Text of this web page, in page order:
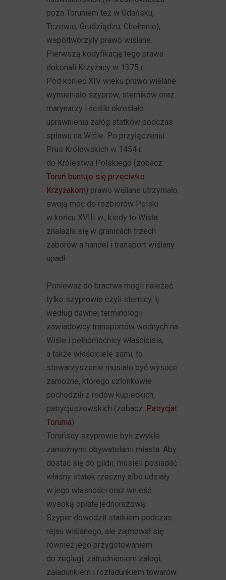
poza Toruniem też w Gdańsku,
Tczewie, Grudziądzu, Chełmnie),
współtworzyły prawo wiślane.
Pierwszą kodyfikację tego prawa
dokonali Krzyżacy w 1375 r.
Pod koniec XIV wieku prawo wiślane
wymieniało szyprów, sterników oraz
marynarzy i ściśle określało
uprawnienia załóg statków podczas
spławu na Wiśle. Po przyłączeniu
Prus Królewskich w 1454 r.
do Królestwa Polskiego (zobacz:
Toruń buntuje się przeciwko
Krzyżakom) prawo wiślane utrzymało
swoją moc do rozbiorów Polski
w końcu XVIII w., kiedy to Wisła
znalazła się w granicach trzech
zaborów a handel i transport wiślany
upadł.
Ponieważ do bractwa mogli należeć
tylko szyprowie czyli sternicy, tj.
według dawnej terminologii
zawiadowcy transportów wodnych na
Wiśle i pełnomocnicy właściciela,
a także właściciele sami, to
stowarzyszenie musiało być wysoce
zamożne, którego członkowie
pochodzili z rodów kupieckich,
patrycjuszowskich (zobacz: Patrycjat
Torunia).
Toruńscy szyprowie byli zwykle
zamożnymi obywatelami miasta. Aby
dostać się do gildii, musieli posiadać
własny statek rzeczny albo udziały
w jego własności oraz wnieść
wysoką opłatę jednorazową.
Szyper dowodził statkiem podczas
rejsu wiślanego, ale zajmował się
również jego przygotowaniem
do żeglugi, zatrudnieniem załogi,
załadunkiem i rozładunkiem towarów.